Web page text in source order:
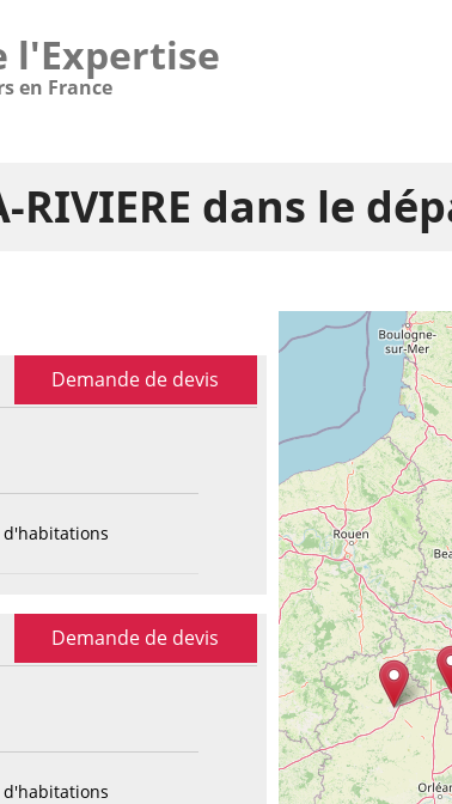
l'Expertise
en France
dans le
Demande de devis
Demande de devis